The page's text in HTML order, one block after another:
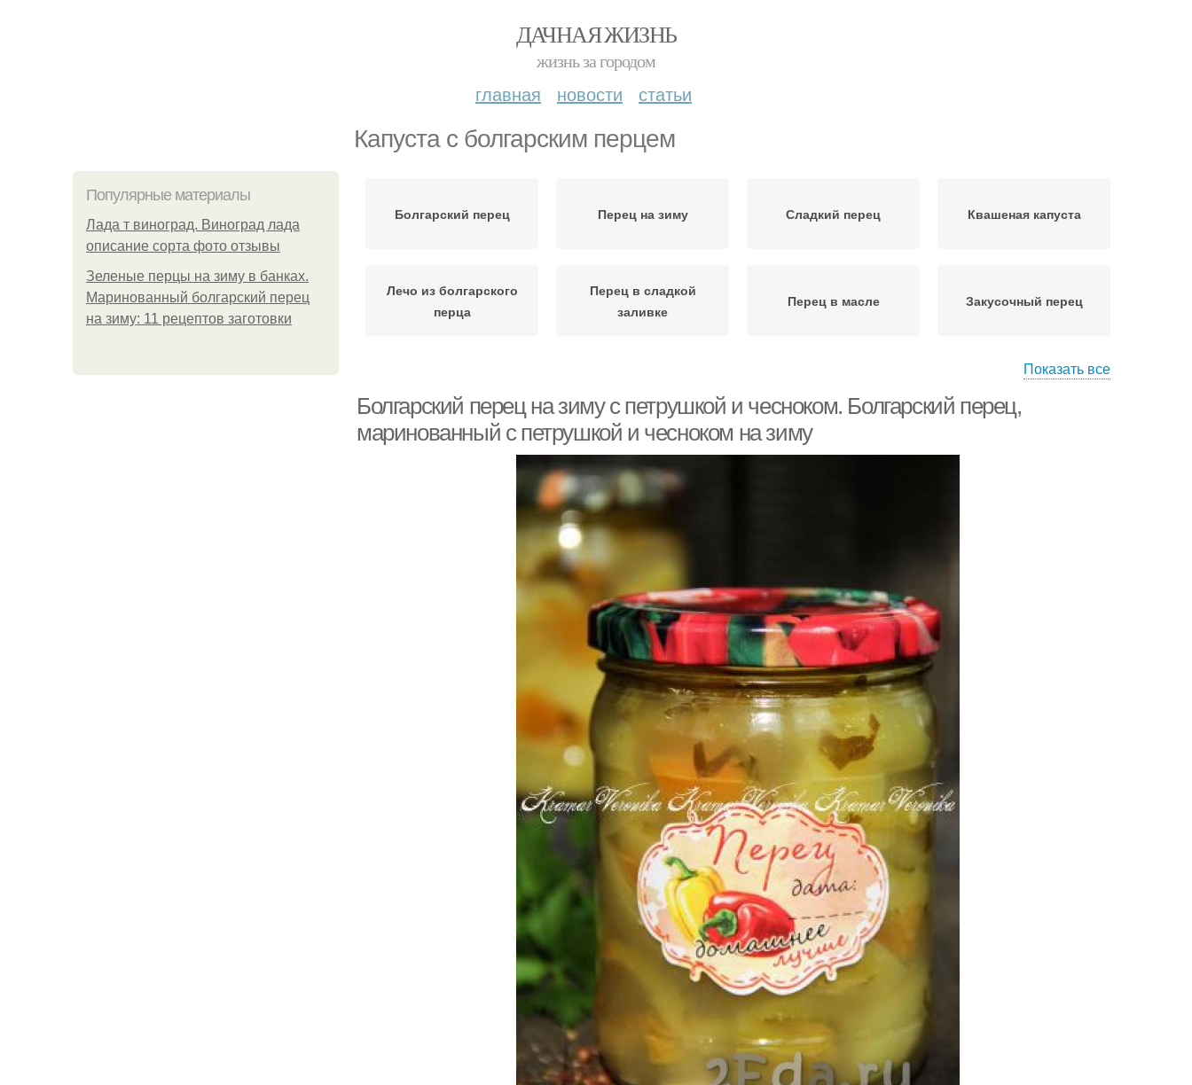
ДАЧНАЯ ЖИЗНЬ
жизнь за городом
главная новости статьи
Капуста с болгарским перцем
Популярные материалы
Лада т виноград. Виноград лада
описание сорта фото отзывы
Зеленые перцы на зиму в банках.
Маринованный болгарский перец
на зиму: 11 рецептов заготовки
Болгарский перец Перец на зиму Сладкий перец Квашеная капуста
Лечо из болгарского
перца
Перец в сладкой
заливке
Перец в масле Закусочный перец
Показать все
Болгарский перец на зиму с петрушкой и чесноком. Болгарский перец,
маринованный с петрушкой и чесноком на зиму